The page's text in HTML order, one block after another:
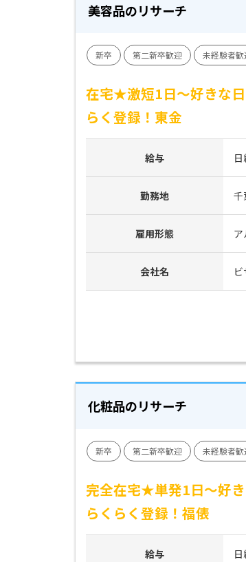
美容品のリサーチ
新卒 第二新卒歓迎 未経験者歓
在宅★激短1日～好きな
らく登録！東金
給与
勤務地 千
雇用形態
会社名
化粧品のリサーチ
新卒 第二新卒歓迎 未経験者歓
完全在宅★単発1日～好
らくらく登録！福俵
給与